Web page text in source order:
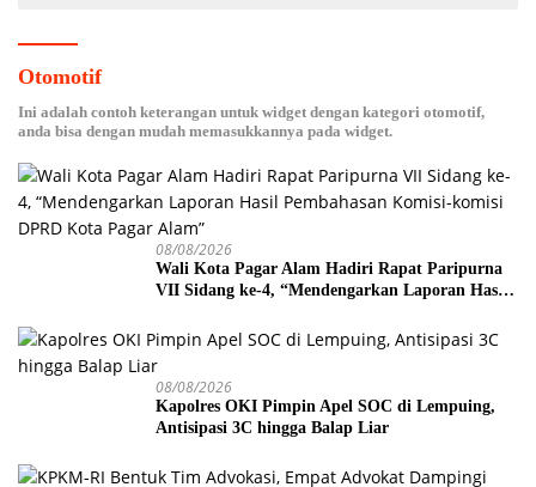
Otomotif
Ini adalah contoh keterangan untuk widget dengan kategori otomotif,
anda bisa dengan mudah memasukkannya pada widget.
08/08/2026
Wali Kota Pagar Alam Hadiri Rapat Paripurna
VII Sidang ke-4, “Mendengarkan Laporan Hasil
Alam”
08/08/2026
Kapolres OKI Pimpin Apel SOC di Lempuing,
Antisipasi 3C hingga Balap Liar